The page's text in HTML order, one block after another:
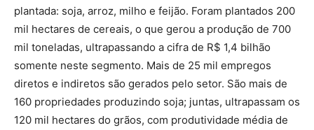
plantada: soja, arroz, milho e feijão. Foram plantados 200
mil hectares de cereais, o que gerou a produção de 700
mil toneladas, ultrapassando a cifra de R$ 1,4 bilhão
somente neste segmento. Mais de 25 mil empregos
diretos e indiretos são gerados pelo setor. São mais de
160 propriedades produzindo soja; juntas, ultrapassam os
120 mil hectares do grãos, com produtividade média de